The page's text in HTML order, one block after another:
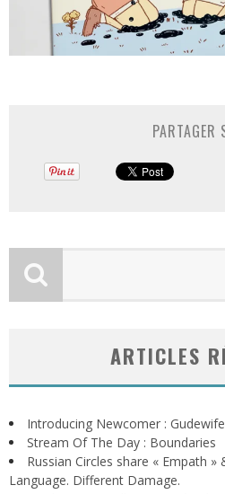
PARTAGER
ARTICLES
Introducing Newcomer : Gudewife
Stream Of The Day : Boundaries
Russian Circles share « Empath »
Language. Different Damage.